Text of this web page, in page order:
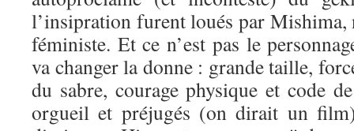
l’insipration furent loués par Mishima,
féministe. Et ce n’est pas le
va changer la donne : grande taille,
du sabre, courage physique et code
orgueil et préjugés (on dirait un